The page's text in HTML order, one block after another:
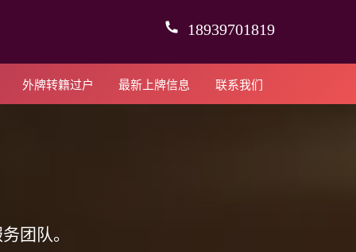
18939701819
外牌转籍过户 最新上牌信息 联系我们
团队。